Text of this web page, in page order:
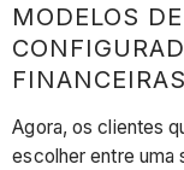
MODELOS
Agora, os clientes
escolher entre uma